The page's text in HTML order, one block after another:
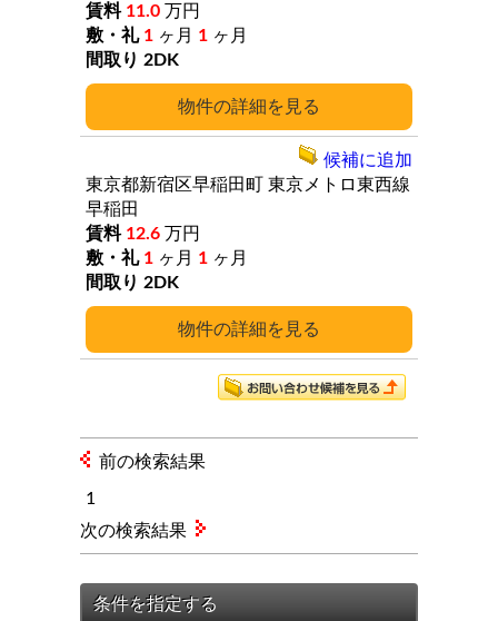
詳細
11.0 万円
1 ヶ月 1 ヶ月
2DK
詳細
東京都新宿区早稲田町 東京メトロ東西線
早稲田
12.6 万円
1 ヶ月 1 ヶ月
2DK
候補に追加
前の検索結果
1